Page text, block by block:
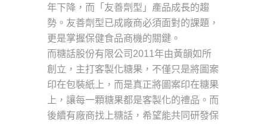
年下降，而「友善劑型」產品成長的趨
勢。友善劑型已成廠商必須面對的課題，
更是掌握保健食品商機的關鍵。
而糖話股份有限公司2011年由黃韻如所
創立，主打客製化糖果，不僅只是將圖案
印在包裝紙上，而是真正將圖案印在糖果
上，讓每一顆糖果都是客製化的禮品。而
後續有廠商找上糖話，希望能共同研發保